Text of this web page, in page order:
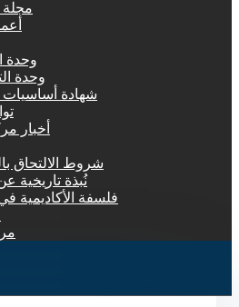
مجلة
وحدة
وحدة
شهادة أساسيات
أخبار
شروط الالتحاق
نُبذة تاريخية
فلسفة الأكاديمية